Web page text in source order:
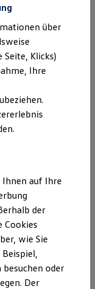
Co. KG
6390
über
Klicks)
Ihre
Ihnen auf Ihre
der
Cookies
wie Sie
oder
Der